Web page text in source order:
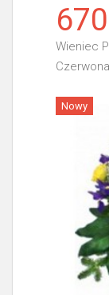
Wieniec
Nowy